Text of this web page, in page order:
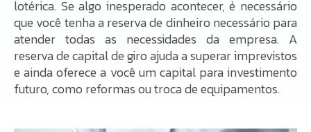
lotérica. Se algo inesperado acontecer, é necessário
que você tenha a reserva de dinheiro necessário para
atender todas as necessidades da empresa. A
reserva de capital de giro ajuda a superar imprevistos
e ainda oferece a você um capital para investimento
futuro, como reformas ou troca de equipamentos.